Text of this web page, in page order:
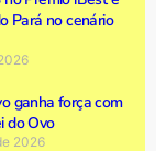
Pará no cenário
ganha força com
do Ovo
2026